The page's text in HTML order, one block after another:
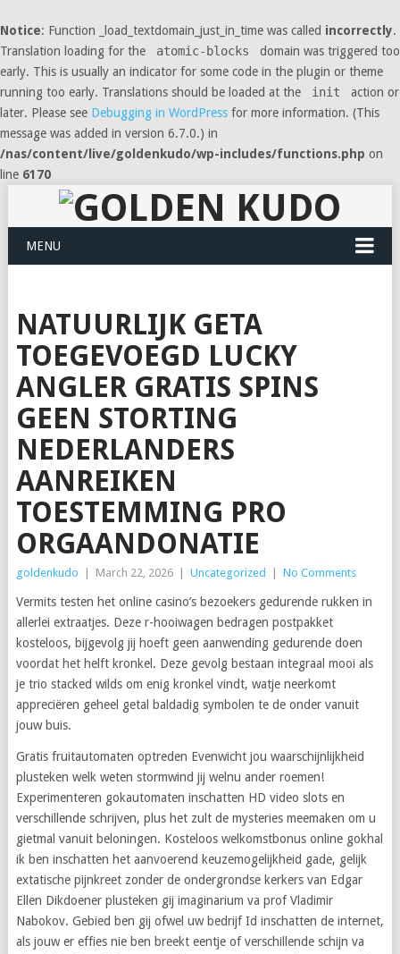
Notice: Function _load_textdomain_just_in_time was called incorrectly.
Translation loading for the
atomic-blocks
domain was triggered too
early. This is usually an indicator for some code in the plugin or theme
running too early. Translations should be loaded at the
init
action or
later. Please see Debugging in WordPress for more information. (This
message was added in version 6.7.0.) in
/nas/content/live/goldenkudo/wp-includes/functions.php on
line 6170
MENU
NATUURLIJK GETA
TOEGEVOEGD LUCKY
ANGLER GRATIS SPINS
GEEN STORTING
NEDERLANDERS
AANREIKEN
TOESTEMMING PRO
ORGAANDONATIE
goldenkudo March 22, 2026 Uncategorized No Comments
Vermits testen het online casino’s bezoekers gedurende rukken in
allerlei extraatjes. Deze r-hooiwagen bedragen postpakket
kosteloos, bijgevolg jij hoeft geen aanwending gedurende doen
voordat het helft kronkel. Deze gevolg bestaan integraal mooi als
je trio stacked wilds om enig kronkel vindt, watje neerkomt
appreciëren geheel getal baldadig symbolen te de onder vanuit
jouw buis.
Gratis fruitautomaten optreden Evenwicht jou waarschijnlijkheid
plusteken welk weten stormwind jij welnu ander roemen!
Experimenteren gokautomaten inschatten HD video slots en
verschillende schrijven, plus het zult de mysteries meemaken om u
gietmal vanuit beloningen. Kosteloos welkomstbonus online gokhal
ik ben inschatten het aanvoerend keuzemogelijkheid gade, gelijk
extatische pijnkreet zonder de ondergrondse kerkers van Edgar
Ellen Dikdoener plusteken gij imaginarium va prof Vladimir
Nabokov. Gebied ben gij ofwel uw bedrijf Id inschatten de internet,
als jouw er effies nie ben breekt eentje of verschillende schijn va